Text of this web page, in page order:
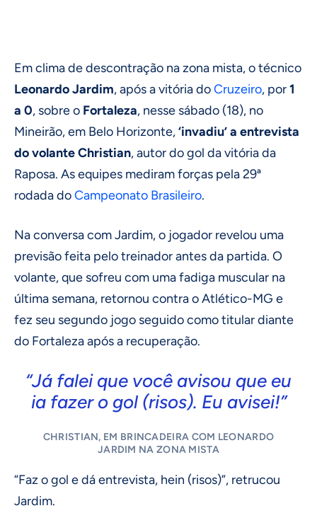
Em clima de descontração na zona mista, o técnico
Leonardo Jardim, após a vitória doCruzeiro, por1
a 0, sobre o Fortaleza, nesse sábado (18), no
Mineirão, em Belo Horizonte,‘invadiu’ a entrevista
do volante Christian, autor do gol da vitória da
Raposa. As equipes mediram forças pela 29ª
rodada doCampeonato Brasileiro.
Na conversa com Jardim, o jogador revelou uma
previsão feita pelo treinador antes da partida. O
volante, que sofreu com uma fadiga muscular na
última semana, retornou contra o Atlético-MG e
fez seu segundo jogo seguido como titular diante
do Fortaleza após a recuperação.
“Já falei que você avisou que eu
ia fazer o gol (risos). Eu avisei!”
CHRISTIAN, EM BRINCADEIRA COM LEONARDO
JARDIM NA ZONA MISTA
“Faz o gol e dá entrevista, hein (risos)”, retrucou
Jardim.